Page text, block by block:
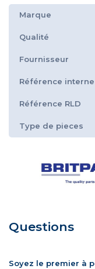
Marque
Qualité
Fournisseur
Référence interne
Référence RLD
Type de pieces
Questions
Soyez le premier à